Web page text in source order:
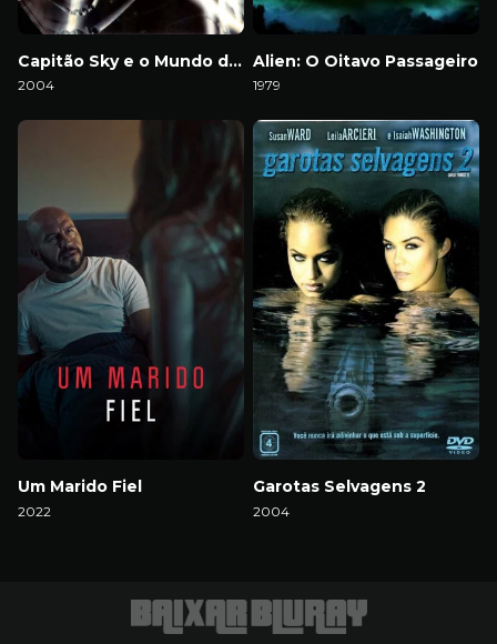
Capitão Sky e o Mundo de Amanhã
2004
Alien: O Oitavo Passageiro
1979
Um Marido Fiel
2022
Garotas Selvagens 2
2004